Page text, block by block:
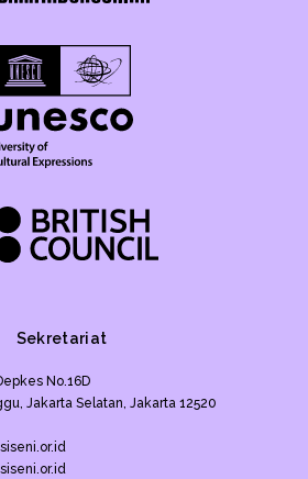
Sekretariat
No.16D
Jakarta Selatan, Jakarta 12520